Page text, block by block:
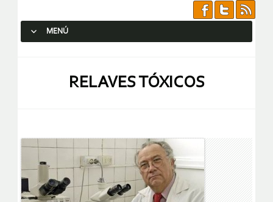
MENÚ
RELAVES TÓXICOS